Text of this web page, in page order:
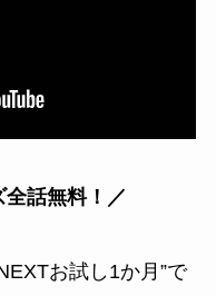
話無料！／
お試し1か月”で